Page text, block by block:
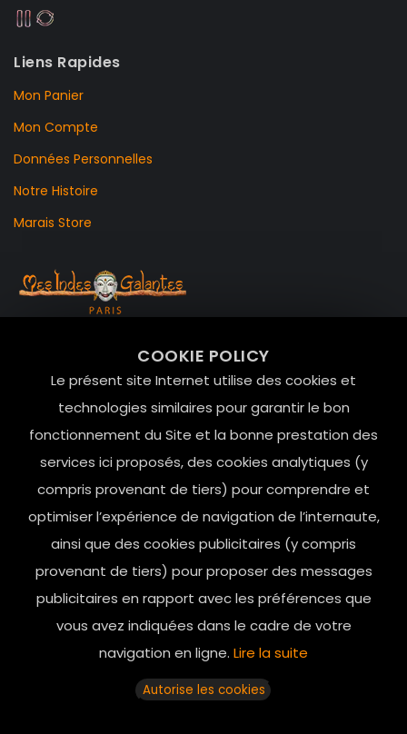
COOKIE POLICY
Le présent site Internet utilise des cookies et
technologies similaires pour garantir le bon
fonctionnement du Site et la bonne prestation des
services ici proposés, des cookies analytiques (y
compris provenant de tiers) pour comprendre et
optimiser l’expérience de navigation de l’internaute,
ainsi que des cookies publicitaires (y compris
provenant de tiers) pour proposer des messages
publicitaires en rapport avec les préférences que
vous avez indiquées dans le cadre de votre
navigation en ligne. Lire la suite
Autorise les cookies
Liens Rapides
Mon Panier
Mon Compte
Données Personnelles
Notre Histoire
Marais Store
Le Marais, 75004 Paris
contact@mesindesgalantes.com
01.42.72.42.51
Horaires d’ouverture: 11h - 19h30 Du lundi au dimanche